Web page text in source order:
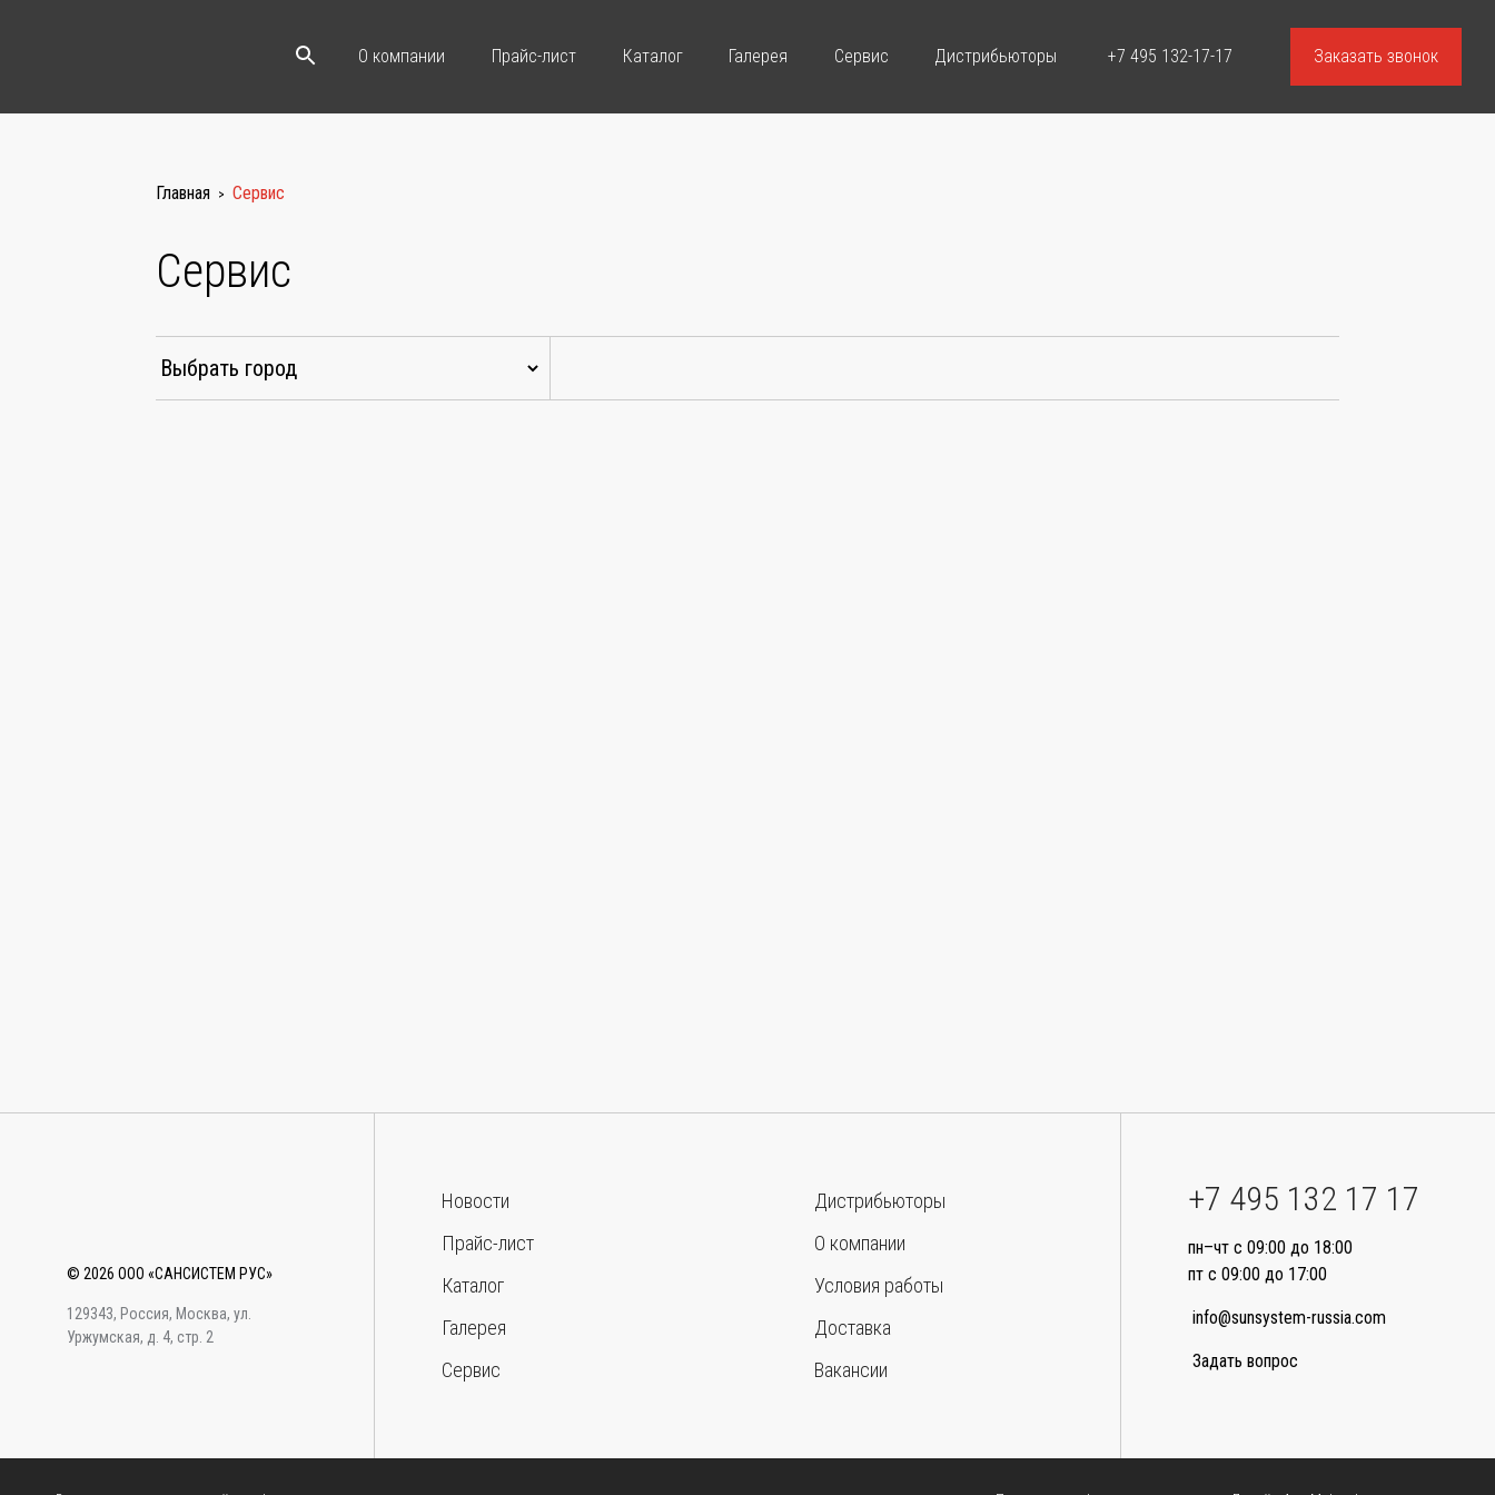
О компании Прайс-лист Каталог Галерея Сервис Дистрибьюторы +7 495 132-17-17 Заказать звонок
Главная > Сервис
Сервис
© 2026 ООО «САНСИСТЕМ РУС»
129343, Россия, Москва, ул.
Уржумская, д. 4, стр. 2
Новости
Прайс-лист
Каталог
Галерея
Сервис
Дистрибьюторы
О компании
Условия работы
Доставка
Вакансии
+7 495 132 17 17
пн–чт с 09:00 до 18:00
пт с 09:00 до 17:00
info@sunsystem-russia.com
Задать вопрос